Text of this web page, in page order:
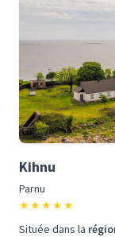
Kihnu
Parnu
★★★★★
Située dans la